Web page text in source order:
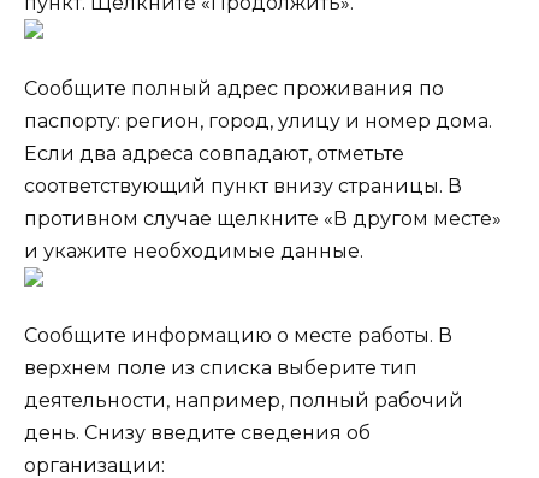
Сообщите полный адрес проживания по
паспорту: регион, город, улицу и номер дома.
Если два адреса совпадают, отметьте
соответствующий пункт внизу страницы. В
противном случае щелкните «В другом месте»
и укажите необходимые данные.
Сообщите информацию о месте работы. В
верхнем поле из списка выберите тип
деятельности, например, полный рабочий
день. Снизу введите сведения об
организации: